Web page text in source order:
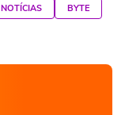
NOTÍCIAS
BYTE